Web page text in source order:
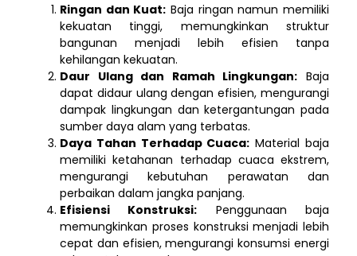
Ringan dan Kuat: Baja ringan namun memiliki
kekuatan tinggi, memungkinkan struktur
bangunan menjadi lebih efisien tanpa
kehilangan kekuatan.
Daur Ulang dan Ramah Lingkungan: Baja
dapat didaur ulang dengan efisien, mengurangi
dampak lingkungan dan ketergantungan pada
sumber daya alam yang terbatas.
Daya Tahan Terhadap Cuaca: Material baja
memiliki ketahanan terhadap cuaca ekstrem,
mengurangi kebutuhan perawatan dan
perbaikan dalam jangka panjang.
Efisiensi Konstruksi: Penggunaan baja
memungkinkan proses konstruksi menjadi lebih
cepat dan efisien, mengurangi konsumsi energi